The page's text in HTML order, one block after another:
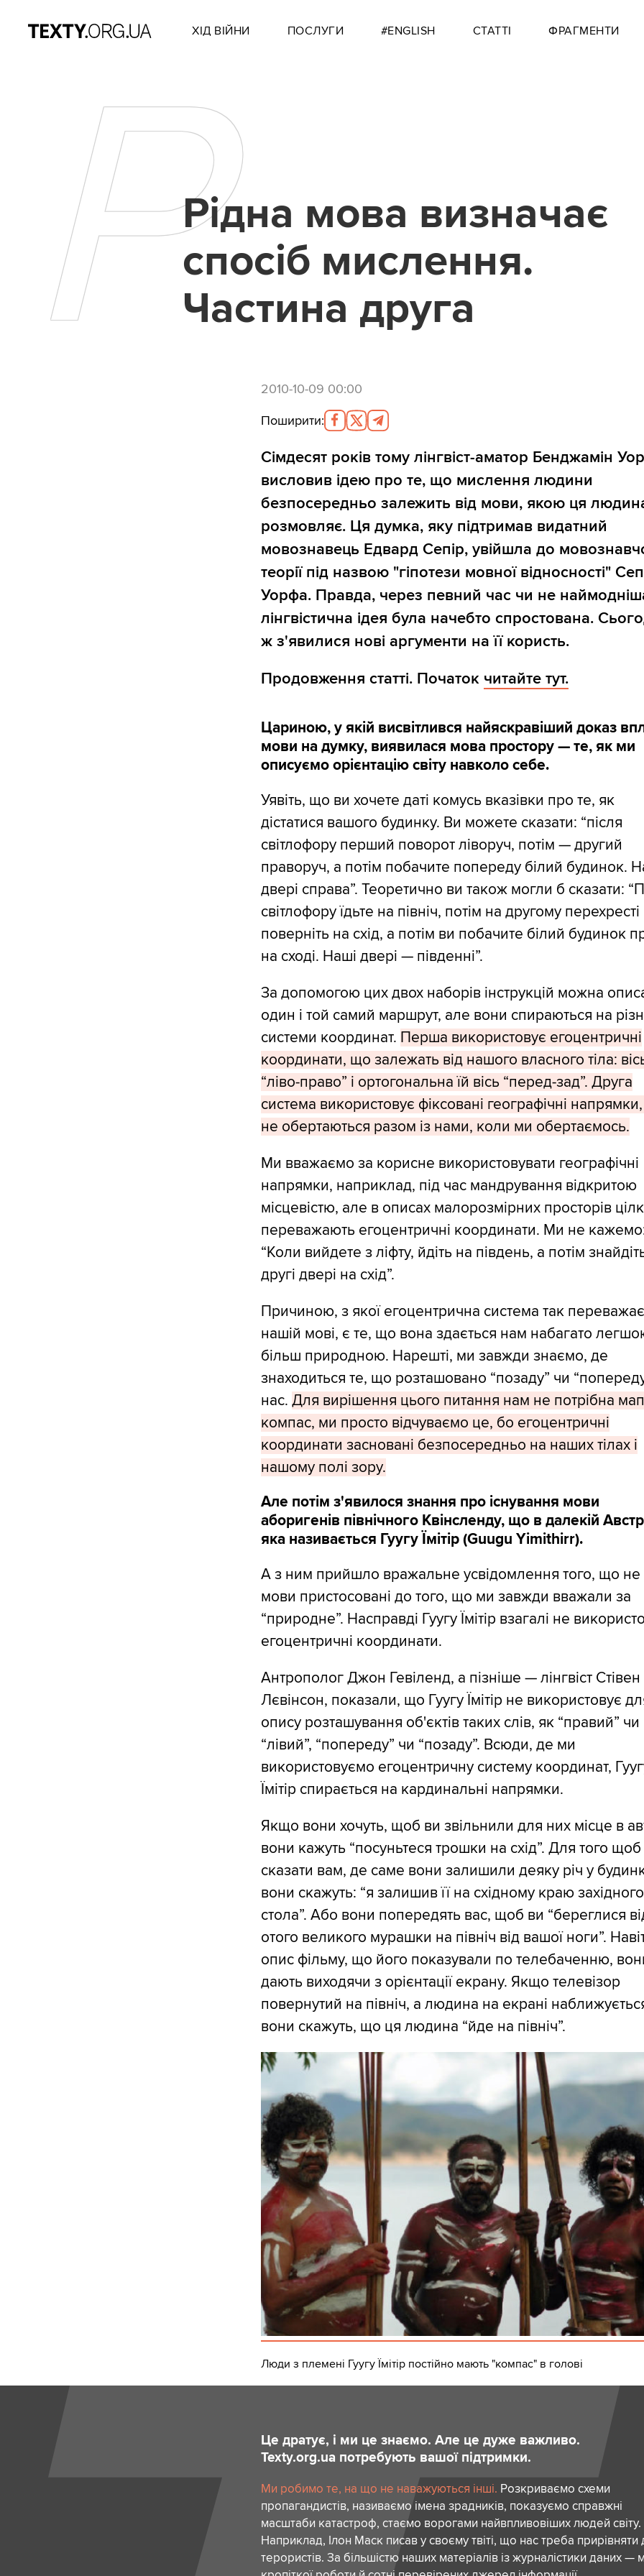
ХІД ВІЙНИ ПОСЛУГИ #ENGLISH СТАТТІ ФРАГМЕНТИ
РРідна мова визначає
спосіб мислення.
Частина друга
2010-10-09 00:00
Поширити:
Сімдесят років тому лінгвіст-аматор Бенджамін
висловив ідею про те, що мислення людини
безпосередньо залежить від мови, якою ця
розмовляє. Ця думка, яку підтримав видатний
мовознавець Едвард Сепір, увійшла до
теорії під назвою "гіпотези мовної відносності"
Уорфа. Правда, через певний час чи не
лінгвістична ідея була начебто спростована.
ж з'явилися нові аргументи на її користь.
Продовження статті. Початок читайте тут.
Цариною, у якій висвітлився найяскравіший доказ
мови на думку, виявилася мова простору — те, як ми
описуємо орієнтацію світу навколо себе.
Уявіть, що ви хочете даті комусь вказівки про те, як
дістатися вашого будинку. Ви можете сказати: “після
світлофору перший поворот ліворуч, потім — другий
праворуч, а потім побачите попереду білий будинок.
двері справа”. Теоретично ви також могли б сказати:
світлофору їдьте на північ, потім на другому перехресті
поверніть на схід, а потім ви побачите білий будинок
на сході. Наші двері — південні”.
За допомогою цих двох наборів інструкцій можна
один і той самий маршрут, але вони спираються на
системи координат. Перша використовує егоцентричні
координати, що залежать від нашого власного тіла:
“ліво-право” і ортогональна їй вісь “перед-зад”. Друга
система використовує фіксовані географічні напрямки,
не обертаються разом із нами, коли ми обертаємось.
Ми вважаємо за корисне використовувати географічні
напрямки, наприклад, під час мандрування відкритою
місцевістю, але в описах малорозмірних просторів
переважають егоцентричні координати. Ми не
“Коли вийдете з ліфту, йдіть на південь, а потім
другі двері на схід”.
Причиною, з якої егоцентрична система так
нашій мові, є те, що вона здається нам набагато
більш природною. Нарешті, ми завжди знаємо, де
знаходиться те, що розташовано “позаду” чи
нас.Для вирішення цього питання нам не потрібна
компас, ми просто відчуваємо це, бо егоцентричні
координати засновані безпосередньо на наших тілах і
нашому полі зору.
Але потім з'явилося знання про існування мови
аборигенів північного Квінсленду, що в далекій
яка називається Гуугу Їмітір (Guugu Yimithirr).
A з ним прийшло вражальне усвідомлення того, що не
мови пристосовані до того, що ми завжди вважали за
“природне”. Насправді Гуугу Їмітір взагалі не
егоцентричні координати.
Антрополог Джон Гевіленд, а пізніше — лінгвіст Стівен
Лєвінсон, показали, що Гуугу Їмітір не використовує
опису розташування об'єктів таких слів, як “правий” чи
“лівий”, “попереду” чи “позаду”. Всюди, де ми
використовуємо егоцентричну систему координат,
Їмітір спирається на кардинальні напрямки.
Якщо вони хочуть, щоб ви звільнили для них місце в
вони кажуть “посуньтеся трошки на схід”. Для того щоб
сказати вам, де саме вони залишили деяку річ у
вони скажуть: “я залишив її на східному краю західного
стола”. Або вони попередять вас, щоб ви “береглися
отого великого мурашки на північ від вашої ноги”.
опис фільму, що його показували по телебаченню,
дають виходячи з орієнтації екрану. Якщо телевізор
повернутий на північ, а людина на екрані
вони скажуть, що ця людина “йде на північ”.
Люди з племені Гуугу Їмітір постійно мають "компас" в голові
Це дратує, і ми це знаємо. Але це дуже важливо.
Texty.org.ua потребують вашої підтримки.
Ми робимо те, на що не наважуються інші. Розкриваємо схеми
пропагандистів, називаємо імена зрадників, показуємо справжні
масштаби катастроф, стаємо ворогами найвпливовіших людей світу.
Наприклад, Ілон Маск писав у своєму твіті, що нас треба прирівняти
терористів. За більшістю наших матеріалів із журналістики даних —